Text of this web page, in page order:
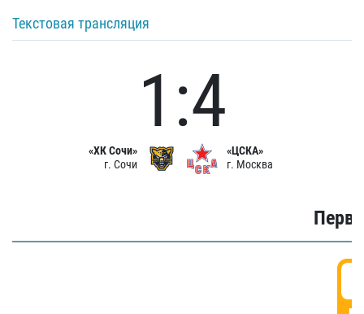
Текстовая трансляция
«ХК Сочи»
г. Сочи
1:4
«ЦСКА»
г. Москва